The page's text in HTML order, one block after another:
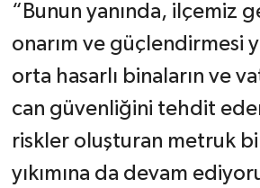
“Bunun yanında, ilçemiz
onarım ve güçlendirmesi
orta hasarlı binaların ve
can güvenliğini tehdit
riskler oluşturan metruk
yıkımına da devam